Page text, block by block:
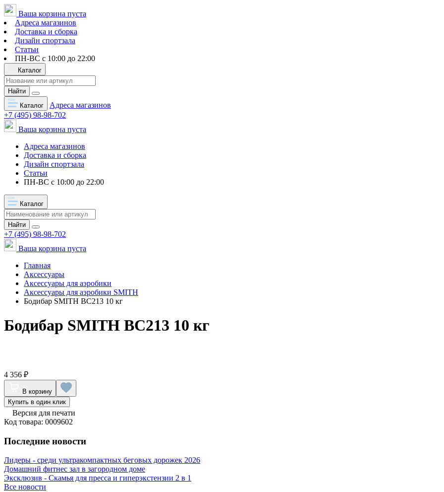
Ваша корзина пуста
Адреса магазинов
Доставка и сборка
Дизайн спортзала
Статьи
ПН-ВС с 10:00 до 22:00
Каталог
Найти
Каталог
Адреса магазинов
+7 (495) 98-98-702
Ваша корзина пуста
Адреса магазинов
Доставка и сборка
Дизайн спортзала
Статьи
ПН-ВС с 10:00 до 22:00
Каталог
Найти
+7 (495) 98-98-702
Ваша корзина пуста
Главная
Аксессуары
Аксессуары для аэробики
Аксессуары для аэробики SMITH
Бодибар SMITH BC213 10 кг
Бодибар SMITH BC213 10 кг
4 356 ₽
В корзину
Купить в один клик
Версия для печати
Код товара: 0009602
Последние новости
Лидеры - среди ультракомпактных беговых дорожек 2026
Домашний фитнес зал в загородном доме
Эксклюзив - Скамья для пресса и гиперэкстензии 2 в 1
Все новости